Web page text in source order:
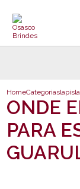
HomeCategoriaslapis
ONDE
PARA